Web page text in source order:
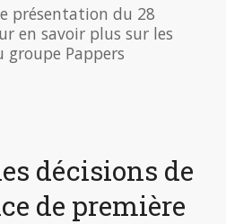
présentation du 28
en savoir plus sur les
groupe Pappers
décisions de
de première